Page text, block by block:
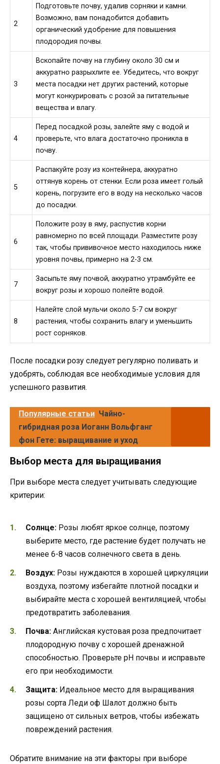
2
Подготовьте почву, удалив сорняки и камни.
Возможно, вам понадобится добавить
органический удобрение для повышения
плодородия почвы.
3
Вскопайте почву на глубину около 30 см и
аккуратно разрыхлите ее. Убедитесь, что вокруг
места посадки нет других растений, которые
могут конкурировать с розой за питательные
вещества и влагу.
4
Перед посадкой розы, залейте яму с водой и
проверьте, что влага достаточно проникла в
почву.
5
Распакуйте розу из контейнера, аккуратно
оттянув корень от стенки. Если роза имеет голый
корень, погрузите его в воду на несколько часов
до посадки.
6
Положите розу в яму, распустив корни
равномерно по всей площади. Разместите розу
так, чтобы прививочное место находилось ниже
уровня почвы, примерно на 2-3 см.
7
Засыпьте яму почвой, аккуратно утрамбуйте ее
вокруг розы и хорошо полейте водой.
8
Налейте слой мульчи около 5-7 см вокруг
растения, чтобы сохранить влагу и уменьшить
рост сорняков.
После посадки розу следует регулярно поливать и
удобрять, соблюдая все необходимые условия для
успешного развития.
Популярные статьи Чайно-
гибридная роза Иоганн Вольфганг
фон Гете: выращивание и уход
Выбор места для выращивания
При выборе места следует учитывать следующие
критерии:
Солнце: Розы любят яркое солнце, поэтому
выберите место, где растение будет получать не
менее 6-8 часов солнечного света в день.
Воздух: Розы нуждаются в хорошей циркуляции
воздуха, поэтому избегайте плотной посадки и
выбирайте места с хорошей вентиляцией, чтобы
предотвратить заболевания.
Почва: Английская кустовая роза предпочитает
плодородную почву с хорошей дренажной
способностью. Проверьте pH почвы и исправьте
его при необходимости.
Защита: Идеальное место для выращивания
розы сорта Леди оф Шалот должно быть
защищено от сильных ветров, чтобы избежать
повреждений растения.
Обратите внимание на эти факторы при выборе